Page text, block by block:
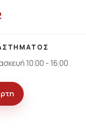
10.00 - 16.00